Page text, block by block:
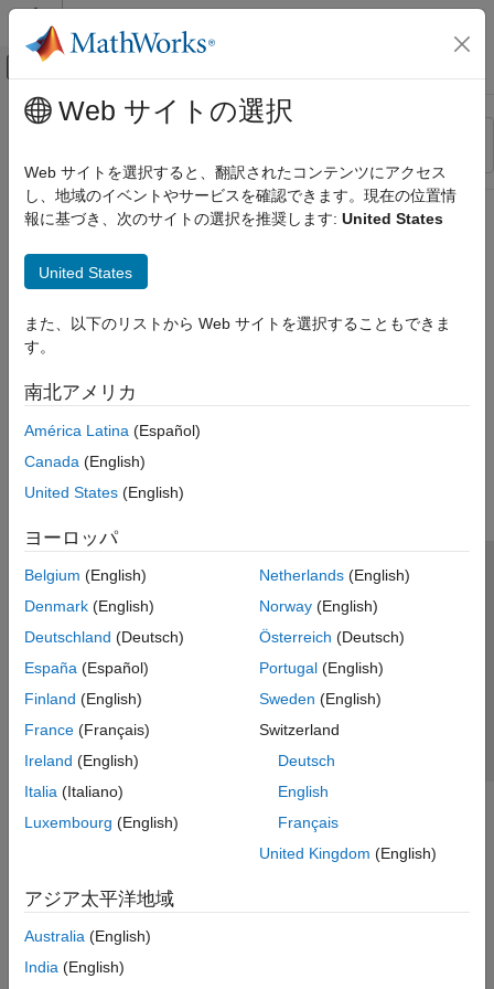
コンテンツへスキップ
オフキャンバス ナビゲーション メ
リソース
ステータス
メインコンテンツ
Web サイトの選択
Web サイトを選択すると、翻訳されたコンテンツにアクセス
し、地域のイベントやサービスを確認できます。現在の位置情
報に基づき、次のサイトの選択を推奨します: United States
United States
また、以下のリストから Web サイトを選択することもできま
す。
南北アメリカ
América Latina (Español)
Canada (English)
United States (English)
ヨーロッパ
Belgium (English)
Denmark (English)
Deutschland (Deutsch)
España (Español)
Finland (English)
France (Français)
Ireland (English)
Italia (Italiano)
Luxembourg (English)
Netherlands(English)
Norway(English)
Österreich (Deutsch)
Portugal(English)
Sweden (English)
Switzerland
Deutsch
English
Français
United Kingdom (English)
アジア太平洋地域
Australia (English)
India (English)
トラストセンター
プライバシー ポリシー
違法コピー防止
アプリケーション ステータス
© 1994-2026 The MathWorks, Inc.